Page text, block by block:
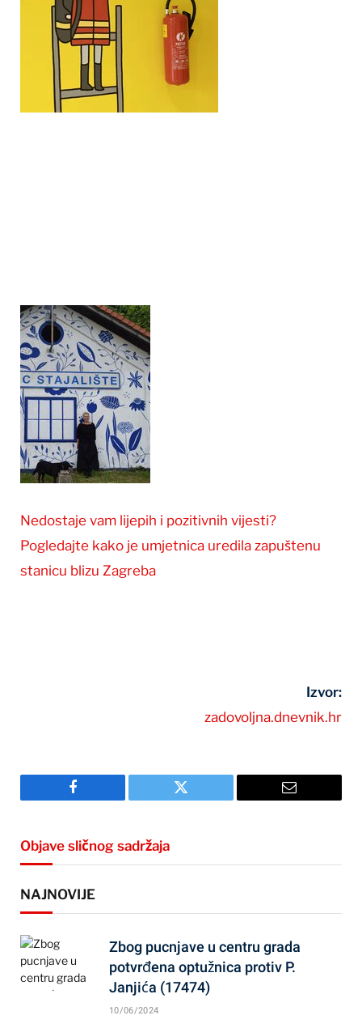
Nedostaje vam lijepih i pozitivnih vijesti?
Pogledajte kako je umjetnica uredila zapuštenu
stanicu blizu Zagreba
Izvor:
zadovoljna.dnevnik.hr
Facebook Twitter Email
Objave sličnog sadržaja
NAJNOVIJE
Zbog pucnjave u centru grada
potvrđena optužnica protiv P.
Janjića (17474)
10/06/2024